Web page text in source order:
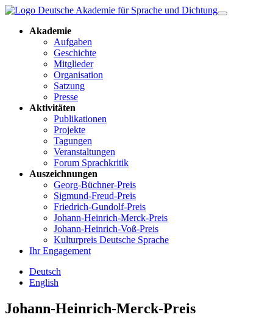
Akademie
Aufgaben
Geschichte
Mitglieder
Organisation
Satzung
Presse
Aktivitäten
Publikationen
Projekte
Tagungen
Veranstaltungen
Forum Sprachkritik
Auszeichnungen
Georg-Büchner-Preis
Sigmund-Freud-Preis
Friedrich-Gundolf-Preis
Johann-Heinrich-Merck-Preis
Johann-Heinrich-Voß-Preis
Kulturpreis Deutsche Sprache
Ihr Engagement
Deutsch
English
Johann-Heinrich-Merck-Preis